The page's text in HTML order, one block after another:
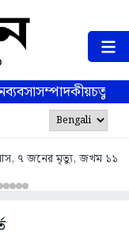
ব্যবসাসম্পাদকীয়
বাস, ৭ জনের মৃত্যু, জখম ১১